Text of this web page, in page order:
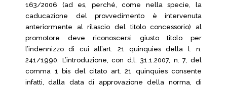
163/2006 (ad es, perché, come nella specie, la
caducazione del provvedimento è intervenuta
anteriormente al rilascio del titolo concessorio) al
promotore deve riconoscersi giusto titolo per
l’indennizzo di cui all’art. 21 quinquies della l. n.
241/1990. L’introduzione, con d.l. 31.1.2007, n. 7, del
comma 1 bis del citato art. 21 quinquies consente
infatti, dalla data di approvazione della norma, di